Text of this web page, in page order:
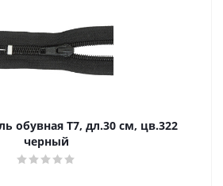
обувная Т7, дл.30 см, цв.322
черный